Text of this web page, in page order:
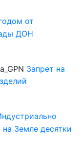
от
ДОН
Запрет на
Земле десятки